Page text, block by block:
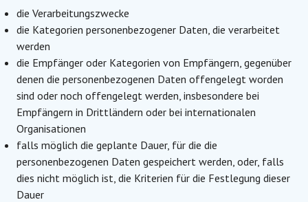
die Verarbeitungszwecke
die Kategorien personenbezogener Daten, die verarbeitet
werden
die Empfänger oder Kategorien von Empfängern, gegenüber
denen die personenbezogenen Daten offengelegt worden
sind oder noch offengelegt werden, insbesondere bei
Empfängern in Drittländern oder bei internationalen
Organisationen
falls möglich die geplante Dauer, für die die
personenbezogenen Daten gespeichert werden, oder, falls
dies nicht möglich ist, die Kriterien für die Festlegung dieser
Dauer